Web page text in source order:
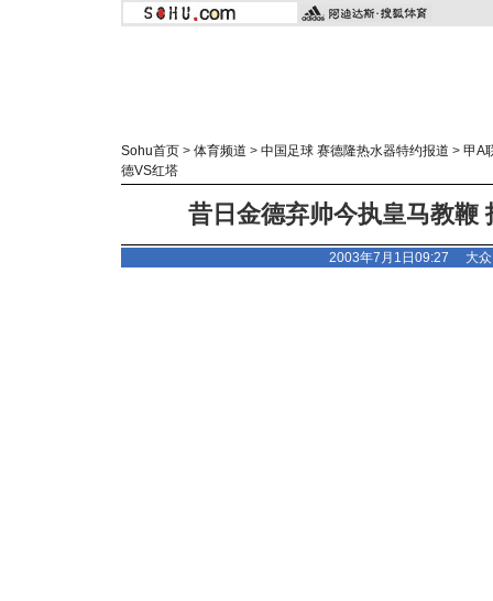
Sohu首页 > 体育频道 > 中国足球 赛德隆热水器特约报道 > 甲A
德VS红塔
昔日金德弃帅今执皇马教鞭
2003年7月1日09:27 大